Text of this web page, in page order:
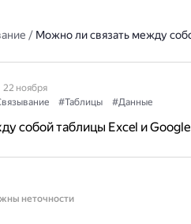
/ Можно ли связать между
22 ноября
#Таблицы #Данные
собой таблицы Excel и
неточности